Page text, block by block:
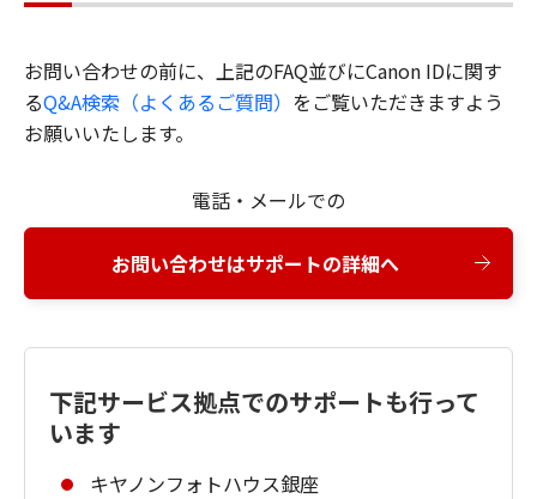
お問い合わせの前に、上記のFAQ並びにCanon IDに関す
るQ&A検索（よくあるご質問） をご覧いただきますよう
お願いいたします。
電話・メールでの
お問い合わせはサポートの詳細へ
下記サービス拠点でのサポートも行って
います
キヤノンフォトハウス銀座